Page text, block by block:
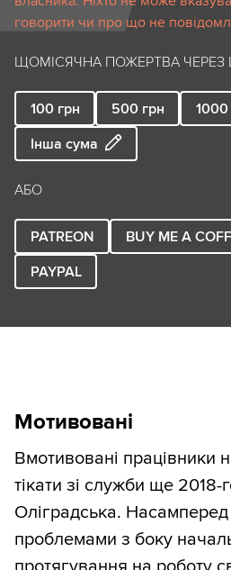
говорити чи про що не
ЩОМІСЯЧНА ПОЖЕРТВА ЧЕРЕЗ
100 грн 500 грн 1000
Інша сума
АБО
PATREON BUY ME A
PAYPAL
Мотивовані
Вмотивовані працівники
тікати зі служби ще 2018-
Оліградська.
проблемами з боку